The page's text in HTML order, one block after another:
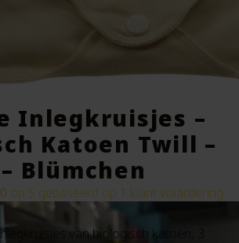
Inlegkruisjes –
Katoen Twill –
Blümchen
op 5 gebaseerd op 1 klant waardering
van biologisch katoen, 3